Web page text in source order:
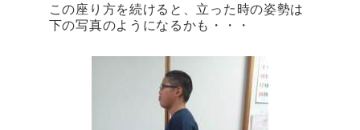
この座り方を続けると、立った時の姿勢は
下の写真のようになるかも・・・